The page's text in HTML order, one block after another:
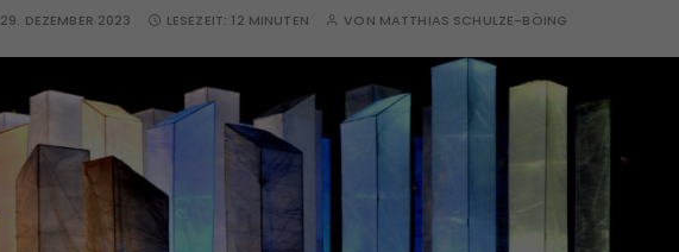
29. DEZEMBER 2023 LESEZEIT: 12 MINUTEN VON MATTHIAS SCHULZE-BÖING